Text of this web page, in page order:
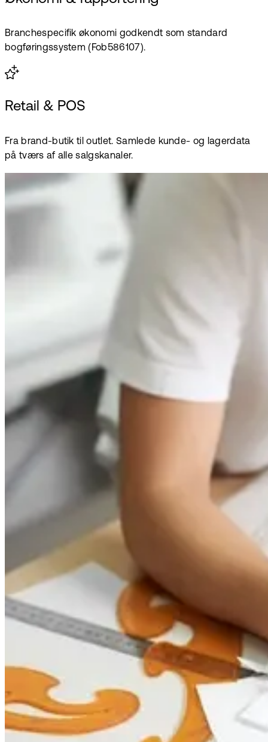
Branchespecifik økonomi godkendt som standard
bogføringssystem (Fob586107).
Retail & POS
Fra brand-butik til outlet. Samlede kunde- og lagerdata
på tværs af alle salgskanaler.